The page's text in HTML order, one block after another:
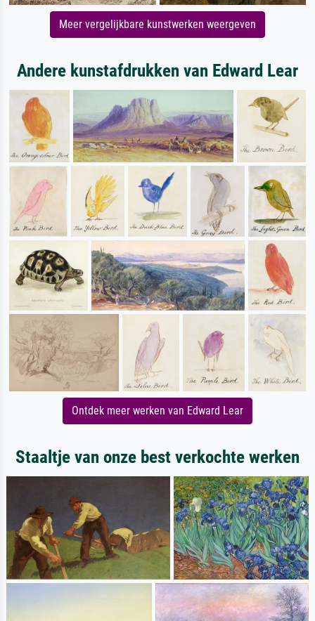
Meer vergelijkbare kunstwerken weergeven
Andere kunstafdrukken van Edward Lear
Ontdek meer werken van Edward Lear
Staaltje van onze best verkochte werken